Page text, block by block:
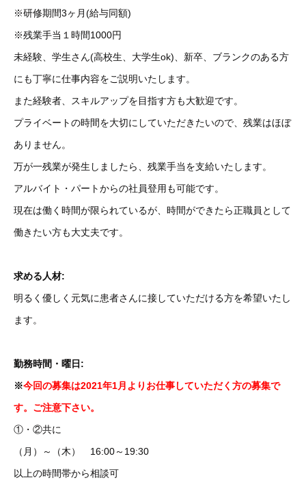
※研修期間3ヶ月(給与同額)
※残業手当１時間1000円
未経験、学生さん(高校生、大学生ok)、新卒、ブランクのある方
にも丁寧に仕事内容をご説明いたします。
また経験者、スキルアップを目指す方も大歓迎です。
プライベートの時間を大切にしていただきたいので、残業はほぼ
ありません。
万が一残業が発生しましたら、残業手当を支給いたします。
アルバイト・パートからの社員登用も可能です。
現在は働く時間が限られているが、時間ができたら正職員として
働きたい方も大丈夫です。
求める人材:
明るく優しく元気に患者さんに接していただける方を希望いたし
ます。
勤務時間・曜日:
※今回の募集は2021年1月よりお仕事していただく方の募集で
す。ご注意下さい。
①・②共に
（月）～（木） 16:00～19:30
以上の時間帯から相談可